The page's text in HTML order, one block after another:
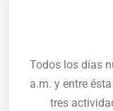
Todos los días
a.m. y entre
tres